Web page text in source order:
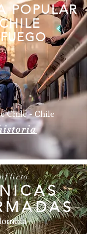
POPULAR
Chile - Chile